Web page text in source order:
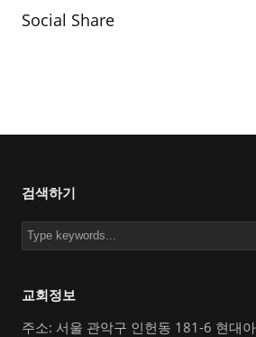
Social Share
검색하기
교회정보
주소: 서울 관악구 인헌동 181-6 현대